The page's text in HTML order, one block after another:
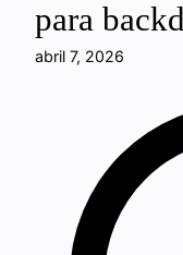
para
abril 7, 2026